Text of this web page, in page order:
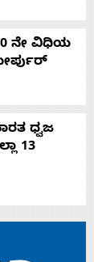
ನೇ ವಿಧಿಯ
ಧ್ವಜ
13